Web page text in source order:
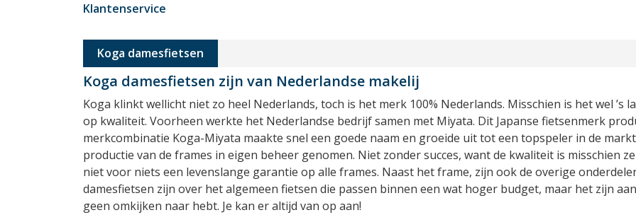
Klantenservice
Koga damesfietsen
Koga damesfietsen zijn van Nederlandse makelij
Koga klinkt wellicht niet zo heel Nederlands, toch is het merk 100% Nederlands. Misschien is het wel ’s
op kwaliteit. Voorheen werkte het Nederlandse bedrijf samen met Miyata. Dit Japanse fietsenmerk
merkcombinatie Koga-Miyata maakte snel een goede naam en groeide uit tot een topspeler in de
productie van de frames in eigen beheer genomen. Niet zonder succes, want de kwaliteit is misschien
niet voor niets een levenslange garantie op alle frames. Naast het frame, zijn ook de overige
damesfietsen zijn over het algemeen fietsen die passen binnen een wat hoger budget, maar het zijn
geen omkijken naar hebt. Je kan er altijd van op aan!